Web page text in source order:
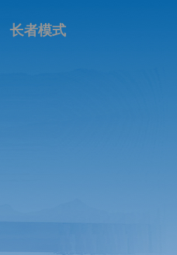
长者模式